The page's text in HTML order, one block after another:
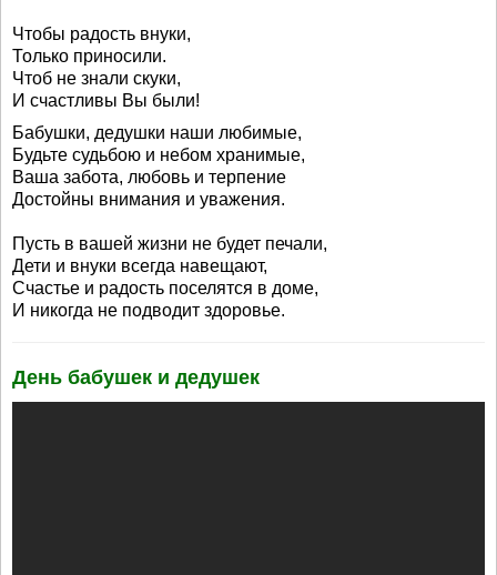
Чтобы радость внуки,
Только приносили.
Чтоб не знали скуки,
И счастливы Вы были!
Бабушки, дедушки наши любимые,
Будьте судьбою и небом хранимые,
Ваша забота, любовь и терпение
Достойны внимания и уважения.
Пусть в вашей жизни не будет печали,
Дети и внуки всегда навещают,
Счастье и радость поселятся в доме,
И никогда не подводит здоровье.
День бабушек и дедушек